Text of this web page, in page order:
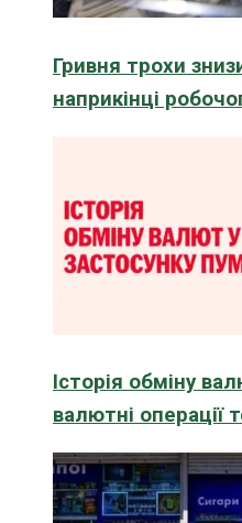
Гривня трохи
наприкінці
Історія обміну
валютні операції